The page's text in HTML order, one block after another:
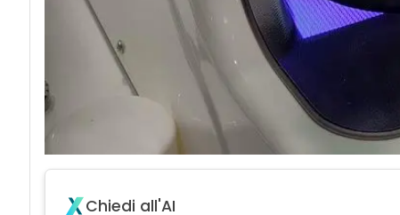
Chiedi all'AI